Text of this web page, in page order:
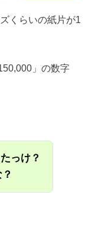
くらいの紙片が1
」の数字
っけ？